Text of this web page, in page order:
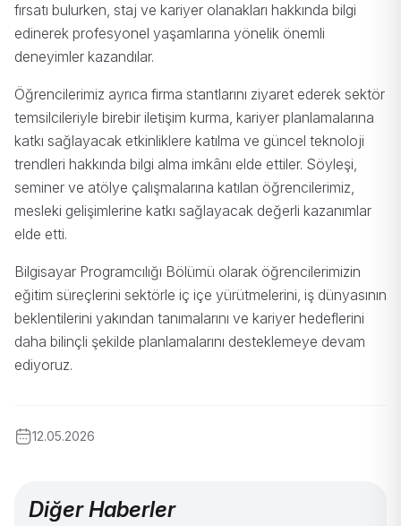
fırsatı bulurken, staj ve kariyer olanakları hakkında bilgi
edinerek profesyonel yaşamlarına yönelik önemli
deneyimler kazandılar.
Öğrencilerimiz ayrıca firma stantlarını ziyaret ederek sektör
temsilcileriyle birebir iletişim kurma, kariyer planlamalarına
katkı sağlayacak etkinliklere katılma ve güncel teknoloji
trendleri hakkında bilgi alma imkânı elde ettiler. Söyleşi,
seminer ve atölye çalışmalarına katılan öğrencilerimiz,
mesleki gelişimlerine katkı sağlayacak değerli kazanımlar
elde etti.
Bilgisayar Programcılığı Bölümü olarak öğrencilerimizin
eğitim süreçlerini sektörle iç içe yürütmelerini, iş dünyasının
beklentilerini yakından tanımalarını ve kariyer hedeflerini
daha bilinçli şekilde planlamalarını desteklemeye devam
ediyoruz.
12.05.2026
Diğer Haberler